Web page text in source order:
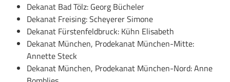
Dekanat Bad Tölz: Georg Bücheler
Dekanat Freising: Scheyerer Simone
Dekanat Fürstenfeldbruck: Kühn Elisabeth
Dekanat München, Prodekanat München-Mitte:
Annette Steck
Dekanat München, Prodekanat München-Nord: Anne